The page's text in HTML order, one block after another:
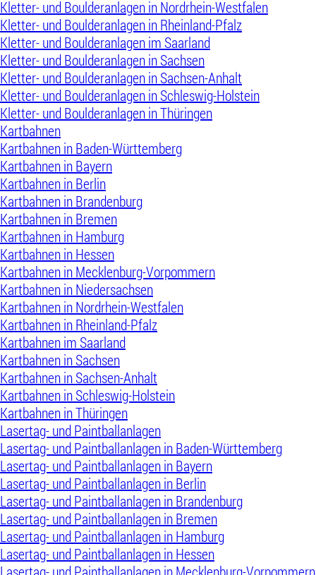
Kletter- und Boulderanlagen in Nordrhein-Westfalen
Kletter- und Boulderanlagen in Rheinland-Pfalz
Kletter- und Boulderanlagen im Saarland
Kletter- und Boulderanlagen in Sachsen
Kletter- und Boulderanlagen in Sachsen-Anhalt
Kletter- und Boulderanlagen in Schleswig-Holstein
Kletter- und Boulderanlagen in Thüringen
Kartbahnen
Kartbahnen in Baden-Württemberg
Kartbahnen in Bayern
Kartbahnen in Berlin
Kartbahnen in Brandenburg
Kartbahnen in Bremen
Kartbahnen in Hamburg
Kartbahnen in Hessen
Kartbahnen in Mecklenburg-Vorpommern
Kartbahnen in Niedersachsen
Kartbahnen in Nordrhein-Westfalen
Kartbahnen in Rheinland-Pfalz
Kartbahnen im Saarland
Kartbahnen in Sachsen
Kartbahnen in Sachsen-Anhalt
Kartbahnen in Schleswig-Holstein
Kartbahnen in Thüringen
Lasertag- und Paintballanlagen
Lasertag- und Paintballanlagen in Baden-Württemberg
Lasertag- und Paintballanlagen in Bayern
Lasertag- und Paintballanlagen in Berlin
Lasertag- und Paintballanlagen in Brandenburg
Lasertag- und Paintballanlagen in Bremen
Lasertag- und Paintballanlagen in Hamburg
Lasertag- und Paintballanlagen in Hessen